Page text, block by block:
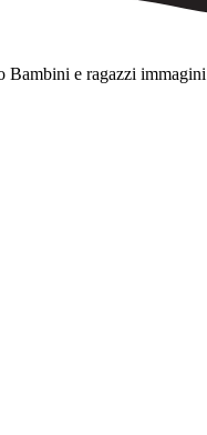
Bambini e ragazzi immagini